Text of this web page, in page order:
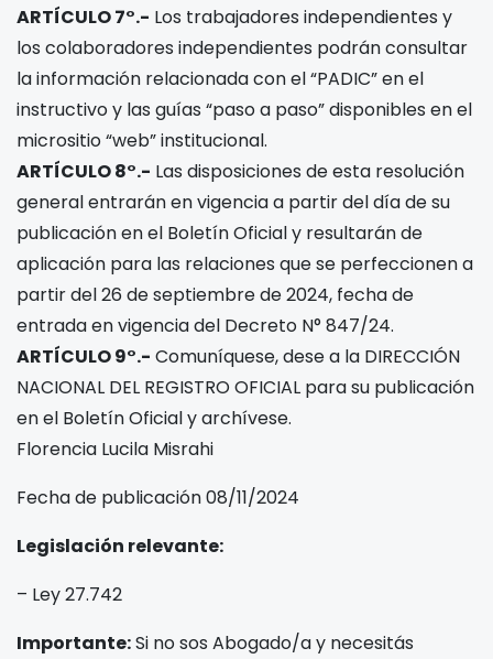
ARTÍCULO 7°.- Los trabajadores independientes y
los colaboradores independientes podrán consultar
la información relacionada con el “PADIC” en el
instructivo y las guías “paso a paso” disponibles en el
micrositio “web” institucional.
ARTÍCULO 8°.- Las disposiciones de esta resolución
general entrarán en vigencia a partir del día de su
publicación en el Boletín Oficial y resultarán de
aplicación para las relaciones que se perfeccionen a
partir del 26 de septiembre de 2024, fecha de
entrada en vigencia del Decreto N° 847/24.
ARTÍCULO 9°.- Comuníquese, dese a la DIRECCIÓN
NACIONAL DEL REGISTRO OFICIAL para su publicación
en el Boletín Oficial y archívese.
Florencia Lucila Misrahi
Fecha de publicación 08/11/2024
Legislación relevante:
– Ley 27.742
Importante:Si no sos Abogado/a y necesitás